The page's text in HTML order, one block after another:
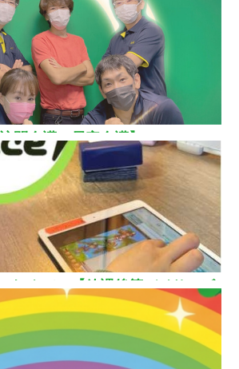
問介護・居宅介護】
ナイス）!【放課後等デイサービ